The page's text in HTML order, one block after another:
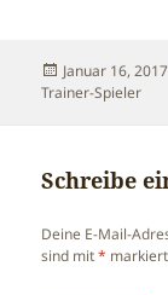
Veröffentlicht
am
Januar 16, 2017
Trainer-Spieler
Schreibe
Deine E-Mail-
sind mit* markiert